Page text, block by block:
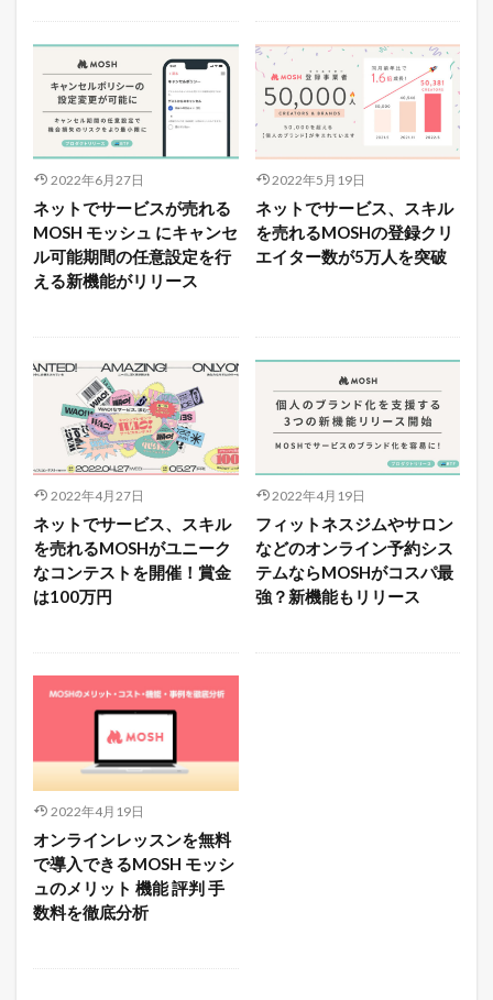
2022年6月27日
ネットでサービスが売れる
MOSH モッシュ にキャンセ
ル可能期間の任意設定を行
える新機能がリリース
2022年5月19日
ネットでサービス、スキル
を売れるMOSHの登録クリ
エイター数が5万人を突破
2022年4月27日
ネットでサービス、スキル
を売れるMOSHがユニーク
なコンテストを開催！賞金
は100万円
2022年4月19日
フィットネスジムやサロン
などのオンライン予約シス
テムならMOSHがコスパ最
強？新機能もリリース
2022年4月19日
オンラインレッスンを無料
で導入できるMOSH モッシ
ュのメリット 機能 評判 手
数料を徹底分析